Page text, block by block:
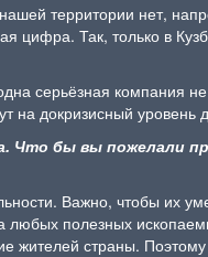
территории нет,
цифра. Так, только в
серьёзная компания не
на докризисный уровень
Что бы вы пожелали
Важно, чтобы их
любых полезных
жителей страны.